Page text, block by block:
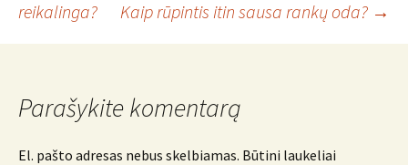
navigacija
reikalinga?
Kaip rūpintis itin sausa rankų oda? →
Parašykite komentarą
El. pašto adresas nebus skelbiamas. Būtini laukeliai